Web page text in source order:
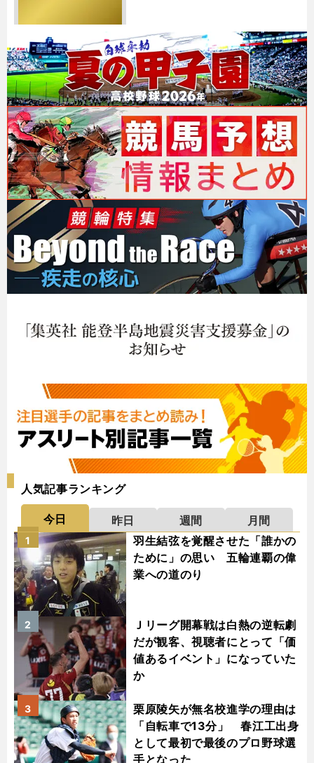
人気記事ランキング
今日 昨日 週間
月間
羽生結弦を覚醒させた「誰かの
ために」の思い 五輪連覇の偉
業への道のり
1
Ｊリーグ開幕戦は白熱の逆転劇
だが観客、視聴者にとって「価
値あるイベント」になっていた
か
2
栗原陵矢が無名校進学の理由は
「自転車で13分」 春江工出身
として最初で最後のプロ野球選
手となった
3